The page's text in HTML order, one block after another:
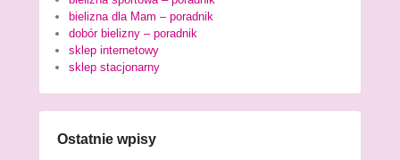
bielizna dla Mam – poradnik
dobór bielizny – poradnik
sklep internetowy
sklep stacjonarny
Ostatnie wpisy